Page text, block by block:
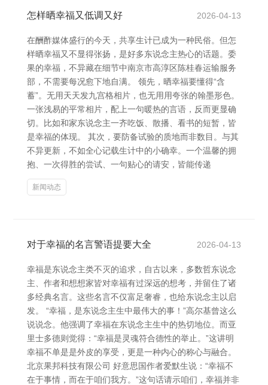
怎样晒幸福又低调又好 2026-04-13
在酬酢媒体盛行的今天，共享生计已成为一种民俗。但怎
样晒幸福又不显得张扬，是好多东说念主热心的话题。委
果的幸福，不异藏在细节中南京市高淳区陈桂春运输服务
部，不需要每况愈下地自满。 领先，晒幸福要懂得“含
蓄”。无用天天发九宫格相片，也无用用夸张的翰墨形色。
一张浅易的平常相片，配上一句暖热的言语，反而更显确
切。比如和家东说念主一齐吃饭、散播、看书的短暂，皆
是幸福的体现。 其次，要防备试验的质地而非数目。与其
不异更新，不如全心记载生计中的小确幸。一个温馨的拥
抱、一次得胜的尝试、一句贴心的请安，皆能传递
新闻动态
对于幸福的名言警语提要大全 2026-04-13
幸福是东说念主类不灭的追求，自古以来，多数哲东说念
主、作者和想想家皆对幸福有过深远的想考，并留住了诸
多经典名言。这些名言不仅富足奢睿，也给东说念主以启
发。 “幸福，是东说念主生中最伟大的事！”高尔基曾这么
说说念。他强调了幸福在东说念主生中的热切地位。而亚
里士多德则觉得：“幸福是灵魂符合德性的举止。”这讲明
幸福不单是是外皮的享受，更是一种内心的称心与融合。
北京果邦科技有限公司 好意思国作者爱默生说：“幸福不
在于事情，而在于咱们我方。”这句话请示咱们，幸福并非